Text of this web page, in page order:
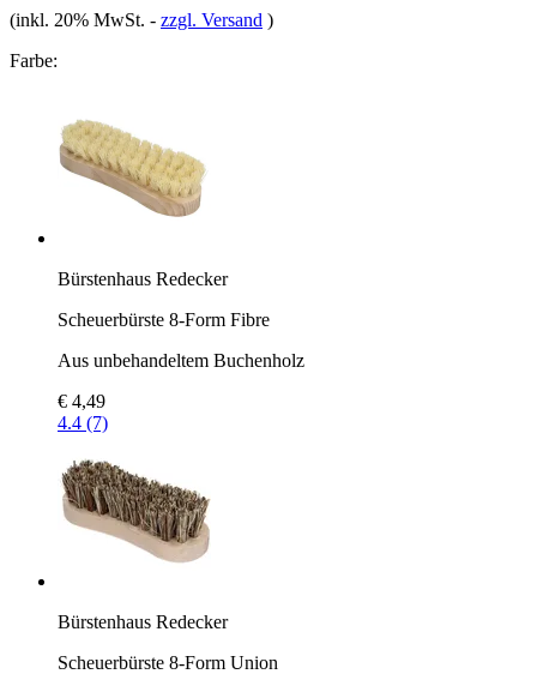
(inkl. 20% MwSt. - zzgl. Versand )
Farbe:
Bürstenhaus Redecker
Scheuerbürste 8-Form Fibre
Aus unbehandeltem Buchenholz
€ 4,49
4.4 (7)
Bürstenhaus Redecker
Scheuerbürste 8-Form Union